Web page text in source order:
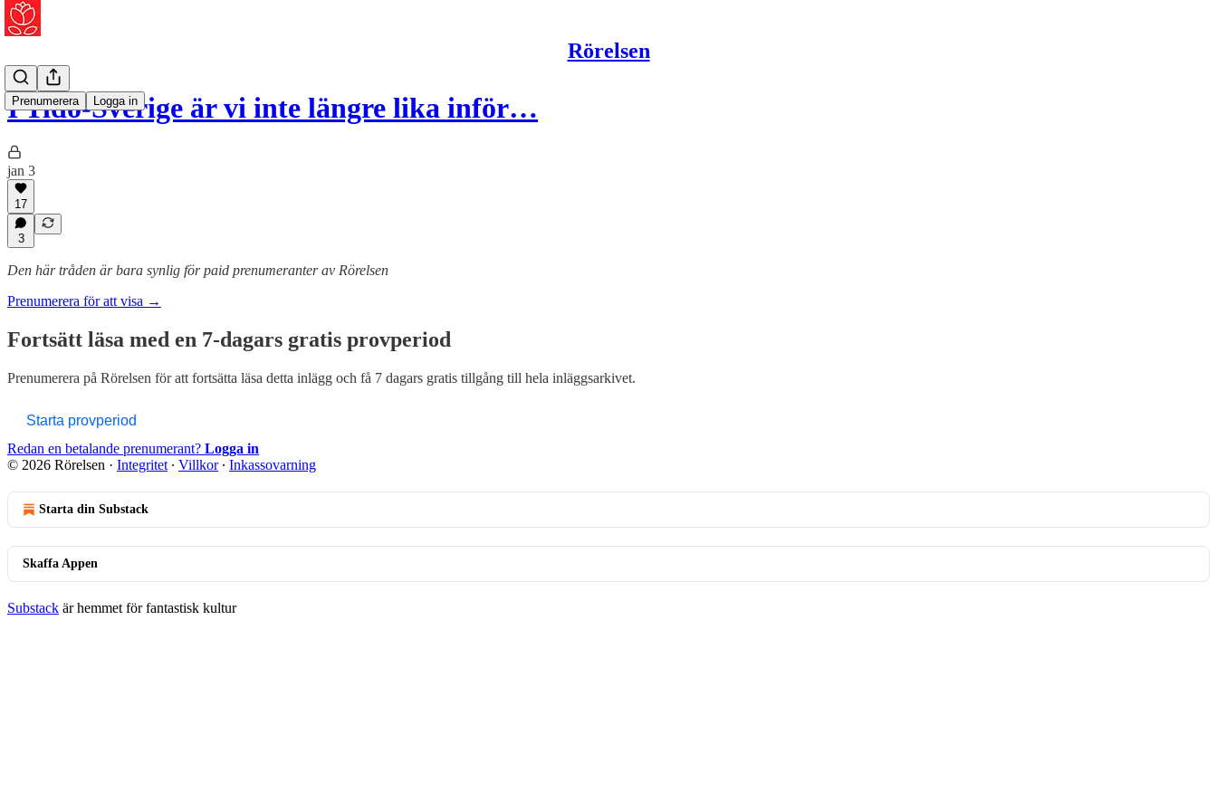
Rörelsen
Prenumerera Logga in
I Tidö-Sverige är vi inte längre lika inför…
jan 3
17
3
Den här tråden är bara synlig för paid prenumeranter av Rörelsen
Prenumerera för att visa →
Fortsätt läsa med en 7-dagars gratis provperiod
Prenumerera på Rörelsen för att fortsätta läsa detta inlägg och få 7 dagars gratis tillgång till hela inläggsarkivet.
Starta provperiod
Redan en betalande prenumerant? Logga in
© 2026 Rörelsen · Integritet ∙ Villkor∙ Inkassovarning
Starta din Substack
Skaffa Appen
Substack är hemmet för fantastisk kultur